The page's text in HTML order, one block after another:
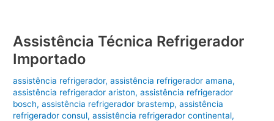
Assistência Técnica Refrigerador
Importado
assistência refrigerador,assistência refrigerador amana,
assistência refrigerador ariston,assistência refrigerador
bosch,assistência refrigerador brastemp,assistência
refrigerador consul,assistência refrigerador continental,